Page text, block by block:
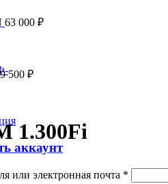
аккаунт
или электронная почта *
63 000 ₽
500 ₽
1.300Fi